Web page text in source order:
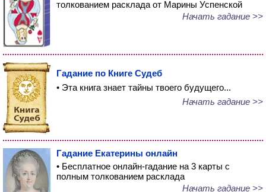
толкованием расклада от Марины Успенской
Начать гадание >>
Гадание по Книге Судеб
• Эта книга знает тайны твоего будущего...
Начать гадание >>
Гадание Екатерины онлайн
• Бесплатное онлайн-гадание на 3 карты с
полным толкованием расклада
Начать гадание >>